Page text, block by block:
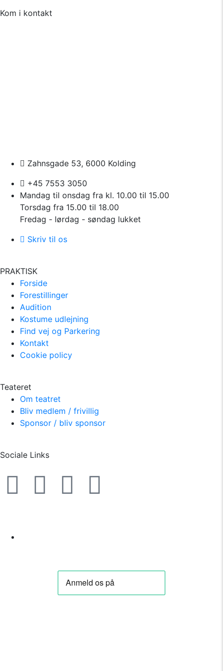
Kom i kontakt
Zahnsgade 53, 6000 Kolding
+45 7553 3050
Mandag til onsdag fra kl. 10.00 til 15.00
Torsdag fra 15.00 til 18.00
Fredag - lørdag - søndag lukket
Skriv til os
PRAKTISK
Forside
Forestillinger
Audition
Kostume udlejning
Find vej og Parkering
Kontakt
Cookie policy
Teateret
Om teatret
Bliv medlem / frivillig
Sponsor / bliv sponsor
Sociale Links